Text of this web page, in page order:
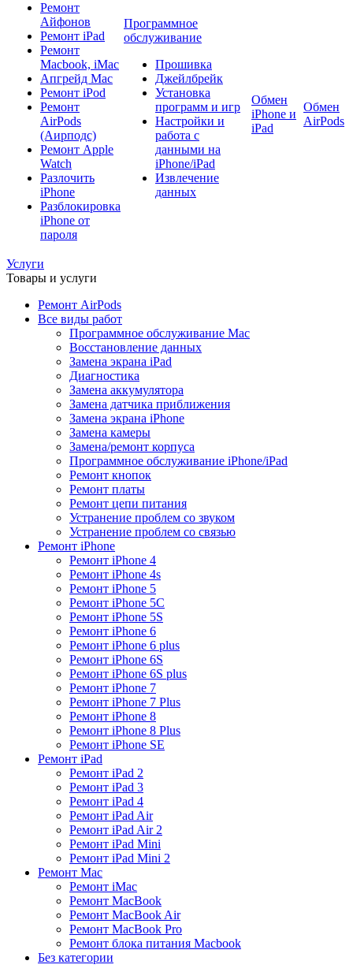
Ремонт
Айфонов
Ремонт iPad
Ремонт
Macbook, iMac
Апгрейд Mac
Ремонт iPod
Ремонт
AirPods
(Аирподс)
Ремонт Apple
Watch
Разлочить
iPhone
Разблокировка
iPhone от
пароля
Программное
обслуживание
Прошивка
Джейлбрейк
Установка
программ и игр
Настройки и
работа с
данными на
iPhone/iPad
Извлечение
данных
Обмен
iPhone и
iPad
Обмен
AirPods
Услуги
Товары и услуги
Ремонт AirPods
Все виды работ
Программное обслуживание Mac
Восстановление данных
Замена экрана iPad
Диагностика
Замена аккумулятора
Замена датчика приближения
Замена экрана iPhone
Замена камеры
Замена/ремонт корпуса
Программное обслуживание iPhone/iPad
Ремонт кнопок
Ремонт платы
Ремонт цепи питания
Устранение проблем со звуком
Устранение проблем со связью
Ремонт iPhone
Ремонт iPhone 4
Ремонт iPhone 4s
Ремонт iPhone 5
Ремонт iPhone 5C
Ремонт iPhone 5S
Ремонт iPhone 6
Ремонт iPhone 6 plus
Ремонт iPhone 6S
Ремонт iPhone 6S plus
Ремонт iPhone 7
Ремонт iPhone 7 Plus
Ремонт iPhone 8
Ремонт iPhone 8 Plus
Ремонт iPhone SE
Ремонт iPad
Ремонт iPad 2
Ремонт iPad 3
Ремонт iPad 4
Ремонт iPad Air
Ремонт iPad Air 2
Ремонт iPad Mini
Ремонт iPad Mini 2
Ремонт Mac
Ремонт iMac
Ремонт MacBook
Ремонт MacBook Air
Ремонт MacBook Pro
Ремонт блока питания Macbook
Без категории